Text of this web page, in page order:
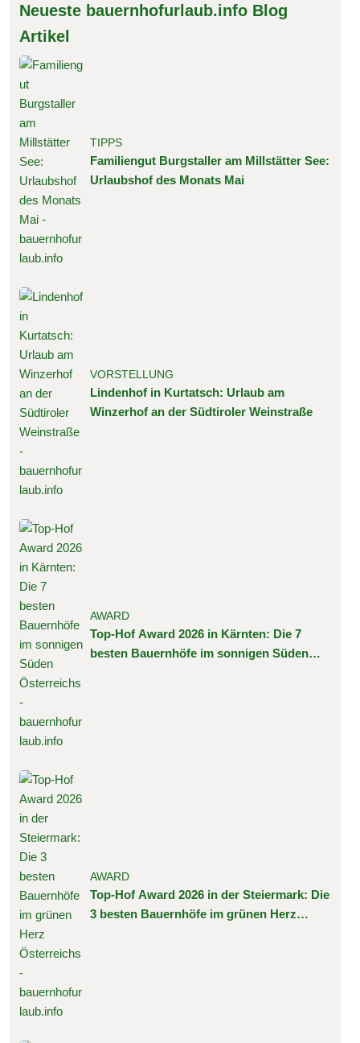
Neueste bauernhofurlaub.info Blog
Artikel
TIPPS
Familiengut Burgstaller am Millstätter See:
Urlaubshof des Monats Mai
VORSTELLUNG
Lindenhof in Kurtatsch: Urlaub am
Winzerhof an der Südtiroler Weinstraße
AWARD
Top-Hof Award 2026 in Kärnten: Die 7
besten Bauernhöfe im sonnigen Süden
AWARD
Top-Hof Award 2026 in der Steiermark: Die
3 besten Bauernhöfe im grünen Herz